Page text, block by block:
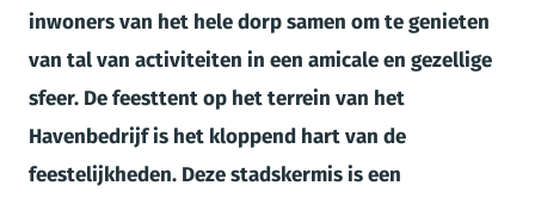
inwoners van het hele dorp samen om te genieten
van tal van activiteiten in een amicale en gezellige
sfeer. De feesttent op het terrein van het
Havenbedrijf is het kloppend hart van de
feestelijkheden. Deze stadskermis is een